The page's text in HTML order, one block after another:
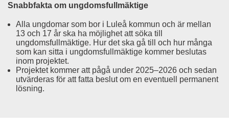
Snabbfakta om ungdomsfullmäktige
Alla ungdomar som bor i Luleå kommun och är mellan
13 och 17 år ska ha möjlighet att söka till
ungdomsfullmäktige. Hur det ska gå till och hur många
som kan sitta i ungdomsfullmäktige kommer beslutas
inom projektet.
Projektet kommer att pågå under 2025–2026 och sedan
utvärderas för att fatta beslut om en eventuell permanent
lösning.